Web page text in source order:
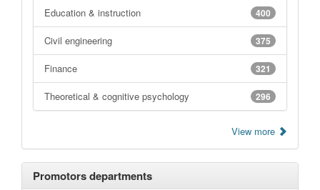
400
Education & instruction
375
Civil engineering
321
Finance
296
Theoretical & cognitive psychology
View more
Promotors departments